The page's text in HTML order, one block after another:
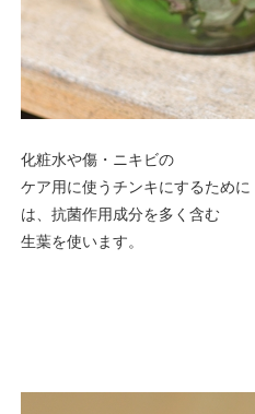
化粧水や傷・ニキビの
ケア用に使うチンキにするために
は、抗菌作用成分を多く含む
生葉を使います。